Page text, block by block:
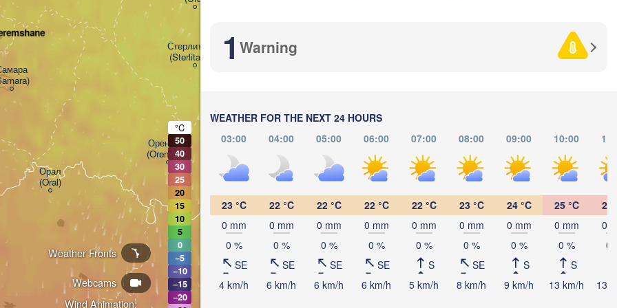
1 Warning
WEATHER FOR THE NEXT 24 HOURS
03:00
04:00 05:00 06:00 07:00 08:00 09:00 10:00
23 °C
0 mm
0 %
SE
4 km/h
22 °C
0 mm
0 %
SE
6 km/h
22 °C
0 mm
0 %
SE
6 km/h
22 °C
0 mm
0 %
SE
6 km/h
22 °C
0 mm
0 %
S
5 km/h
23 °C
0 mm
0 %
SE
8 km/h
24 °C
0 mm
0 %
S
9 km/h
25 °C
0 mm
0 %
S
13 km/h
26
0
0
13
Wind Animation:
Webcams
Weather Fronts
Оренбург
(Orenburg)
Стерлитамак
(Sterlitamak)
Орал
(Oral)
Ақтөбе
(Aktobe)
Орск
(Orsk)
Магнитогорск
°C
50
40
30
25
20
15
10
5
0
−5
−10
−15
−20